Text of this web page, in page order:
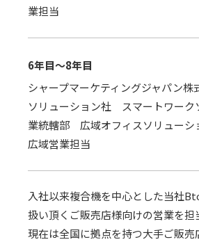
業担当
6年目～8年目
シャープマーケティングジャパン
ソリューション社 スマートワーク
業統轄部 広域オフィスソリュー
広域営業担当
入社以来複合機を中心とした当社
扱い頂くご販売店様向けの営業を担
現在は全国に拠点を持つ大手ご販